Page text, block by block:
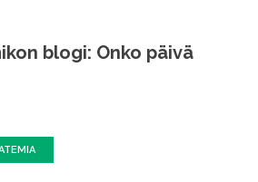
blogi: Onko päivä